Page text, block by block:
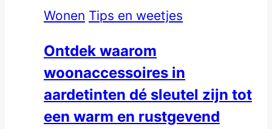
Wonen Tips en weetjes
Ontdek waarom
woonaccessoires in
aardetinten dé sleutel zijn tot
een warm en rustgevend